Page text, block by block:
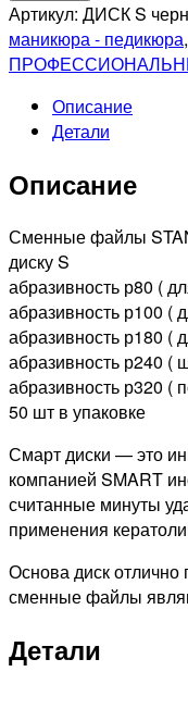
SMART
Файлы
диск
standart
P180,
Артикул: ДИСК S
маникюра - педикюра,
Описание
Детали
Описание
Сменные файлы
диску S
абразивность р80 (
абразивность р100 (
абразивность р180 (
абразивность р240 (
абразивность р320 (
50 шт в упаковке
Смарт диски — это
компанией SMART
считанные минуты
применения
Основа диск отлично
сменные файлы
Детали